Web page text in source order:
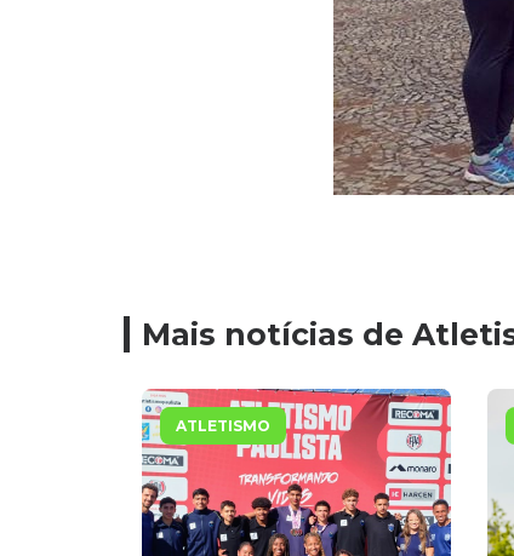
Mais notícias de
ATLETISMO